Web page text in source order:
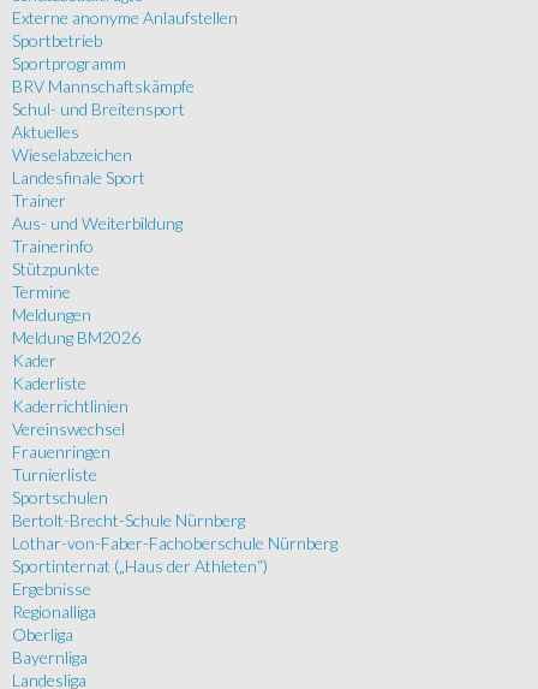
Externe anonyme Anlaufstellen
Sportbetrieb
Sportprogramm
BRV Mannschaftskämpfe
Schul- und Breitensport
Aktuelles
Wieselabzeichen
Landesfinale Sport
Trainer
Aus- und Weiterbildung
Trainerinfo
Stützpunkte
Termine
Meldungen
Meldung BM2026
Kader
Kaderliste
Kaderrichtlinien
Vereinswechsel
Frauenringen
Turnierliste
Sportschulen
Bertolt-Brecht-Schule Nürnberg
Lothar-von-Faber-Fachoberschule Nürnberg
Sportinternat („Haus der Athleten“)
Ergebnisse
Regionalliga
Oberliga
Bayernliga
Landesliga